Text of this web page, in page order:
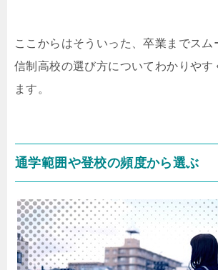
ここからはそういった、卒業までスム
信制高校の選び方についてわかりやす
ます。
通学範囲や登校の頻度から選ぶ